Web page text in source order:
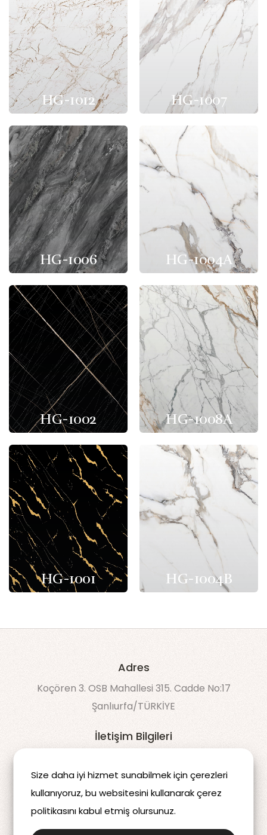
Size daha iyi hizmet sunabilmek için çerezleri
kullanıyoruz, bu websitesini kullanarak çerez
politikasını kabul etmiş olursunuz.
HG-1012 HG-1007
HG-1006 HG-1004A
HG-1002 HG-1008A
HG-1001 HG-1004B
Adres
Koçören 3. OSB Mahallesi 315. Cadde No:17
Şanlıurfa/TÜRKİYE
İletişim Bilgileri
info@decomdis.com